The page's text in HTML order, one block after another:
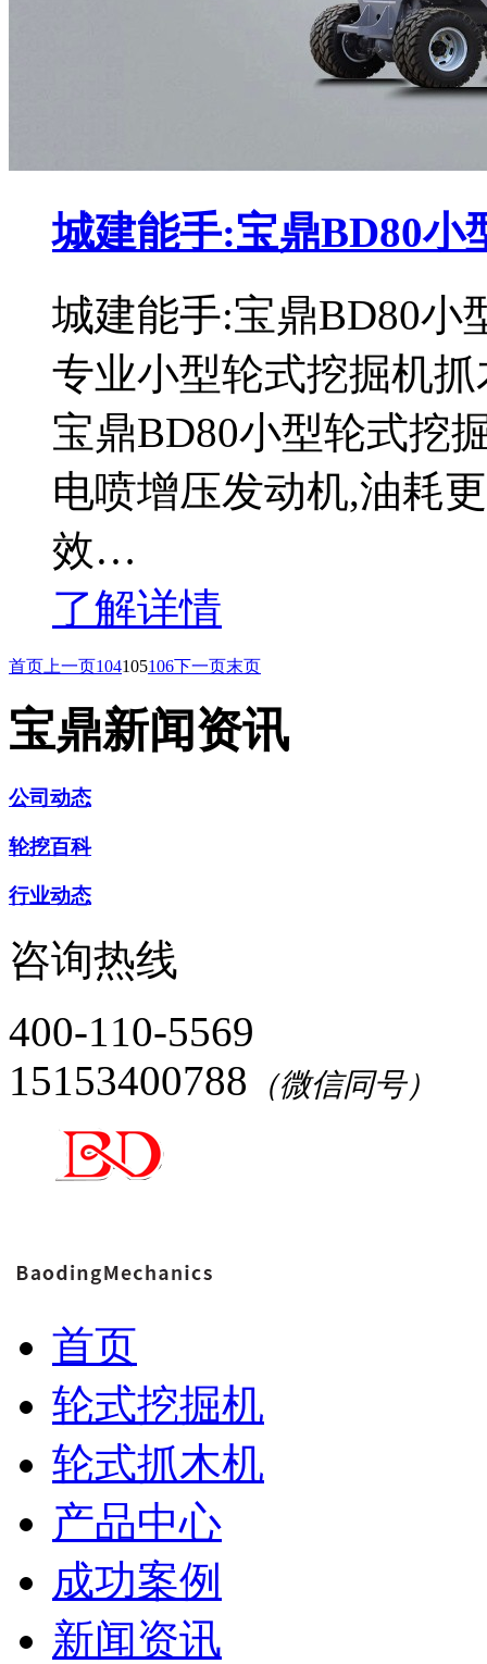
城建能手:宝鼎BD80小
城建能手:宝鼎BD80小
专业小型轮式挖掘机
宝鼎BD80小型轮式挖
电喷增压发动机,油耗
效…
了解详情
首页 上一页104105106下一页末页
宝鼎新闻资讯
公司动态
轮挖百科
行业动态
咨询热线
400-110-5569
15153400788 （微信同号）
首页
轮式挖掘机
轮式抓木机
产品中心
成功案例
新闻资讯